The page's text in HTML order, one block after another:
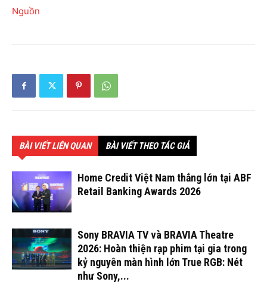
Nguồn
BÀI VIẾT LIÊN QUAN BÀI VIẾT THEO TÁC GIẢ
Home Credit Việt Nam thắng lớn tại ABF
Retail Banking Awards 2026
Sony BRAVIA TV và BRAVIA Theatre
2026: Hoàn thiện rạp phim tại gia trong
kỷ nguyên màn hình lớn True RGB: Nét
như Sony,...